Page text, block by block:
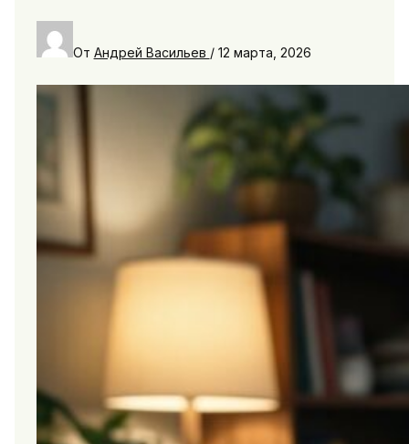
От Андрей Васильев / 12 марта, 2026